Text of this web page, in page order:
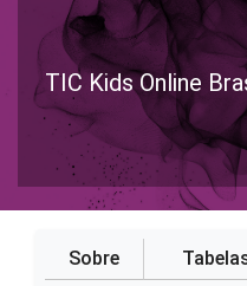
TIC Kids Online
Sobre